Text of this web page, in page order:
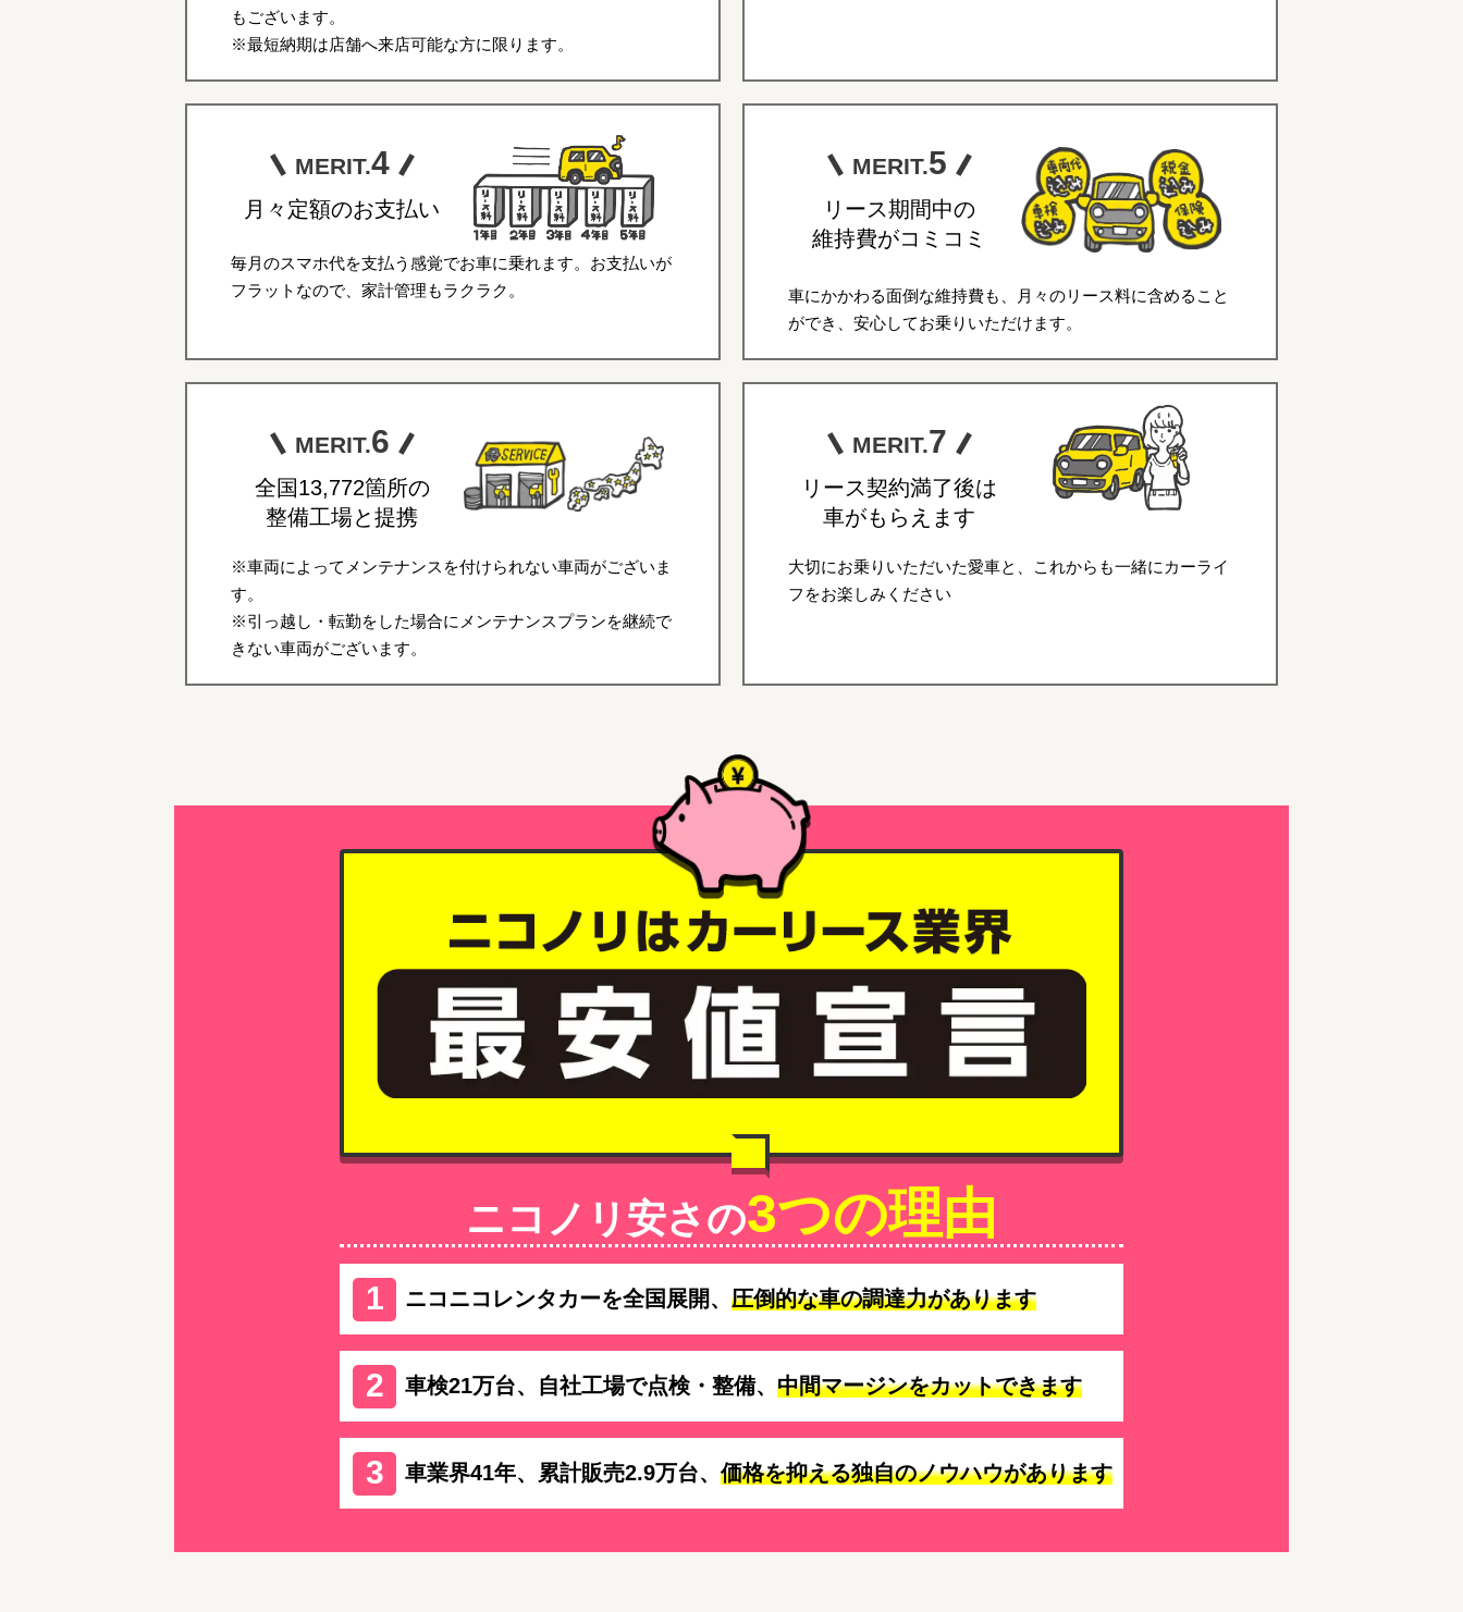
もございます。
※最短納期は店舗へ来店可能な方に限ります。
MERIT.4
月々定額のお支払い
毎月のスマホ代を支払う感覚でお車に乗れます。お支払いが
フラットなので、家計管理もラクラク。
MERIT.5
リース期間中の
維持費がコミコミ
車にかかわる面倒な維持費も、月々のリース料に含めること
ができ、安心してお乗りいただけます。
MERIT.6
全国13,772箇所の
整備工場と提携
※車両によってメンテナンスを付けられない車両がございま
す。
※引っ越し・転勤をした場合にメンテナンスプランを継続で
きない車両がございます。
MERIT.7
リース契約満了後は
車がもらえます
大切にお乗りいただいた愛車と、これからも一緒にカーライ
フをお楽しみください
ニコノリ安さの3つの理由
ニコニコレンタカーを全国展開、 圧倒的な車の調達力があります
車検21万台、自社工場で点検・整備、 中間マージンをカットできます
車業界41年、累計販売2.9万台、 価格を抑える独自のノウハウがあります